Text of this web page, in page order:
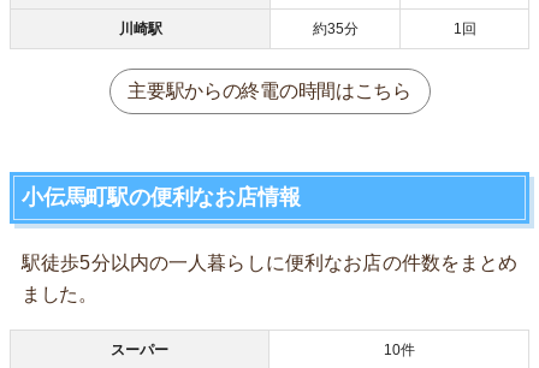
川崎駅 約35分 1回
主要駅からの終電の時間はこちら
小伝馬町駅の便利なお店情報
駅徒歩5分以内の一人暮らしに便利なお店の件数をまとめ
ました。
スーパー 10件